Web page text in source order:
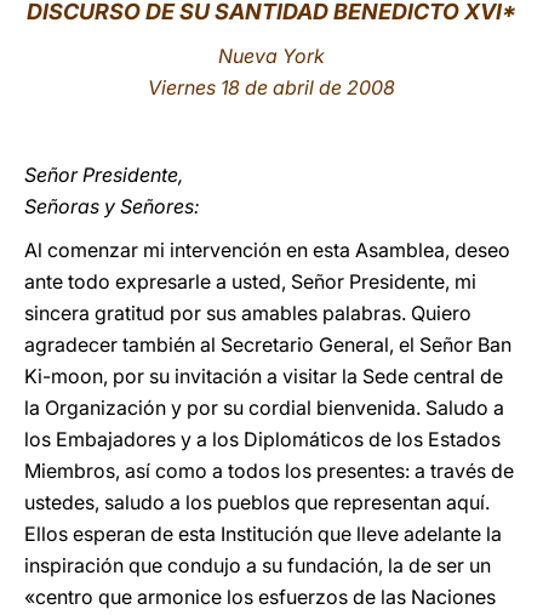
DISCURSO DE SU SANTIDAD BENEDICTO XVI*
Nueva York
Viernes 18 de abril de 2008
Señor Presidente,
Señoras y Señores:
Al comenzar mi intervención en esta Asamblea, deseo
ante todo expresarle a usted, Señor Presidente, mi
sincera gratitud por sus amables palabras. Quiero
agradecer también al Secretario General, el Señor Ban
Ki-moon, por su invitación a visitar la Sede central de
la Organización y por su cordial bienvenida. Saludo a
los Embajadores y a los Diplomáticos de los Estados
Miembros, así como a todos los presentes: a través de
ustedes, saludo a los pueblos que representan aquí.
Ellos esperan de esta Institución que lleve adelante la
inspiración que condujo a su fundación, la de ser un
«centro que armonice los esfuerzos de las Naciones